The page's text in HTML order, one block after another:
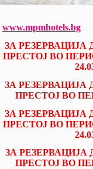
www.mpmhotels.bg
ЗА РЕЗЕРВАЦИЈА
ПРЕСТОЈ ВО
ЗА РЕЗЕРВАЦИЈА
ПРЕСТОЈ ВО
ЗА РЕЗЕРВАЦИЈА
ПРЕСТОЈ ВО
ЗА РЕЗЕРВАЦИЈА
ПРЕСТОЈ ВО